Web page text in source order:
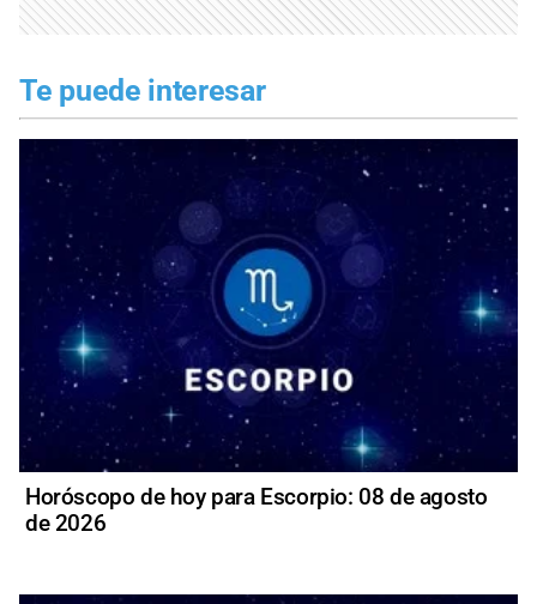
Te puede interesar
Horóscopo de hoy para Escorpio: 08 de agosto
de 2026